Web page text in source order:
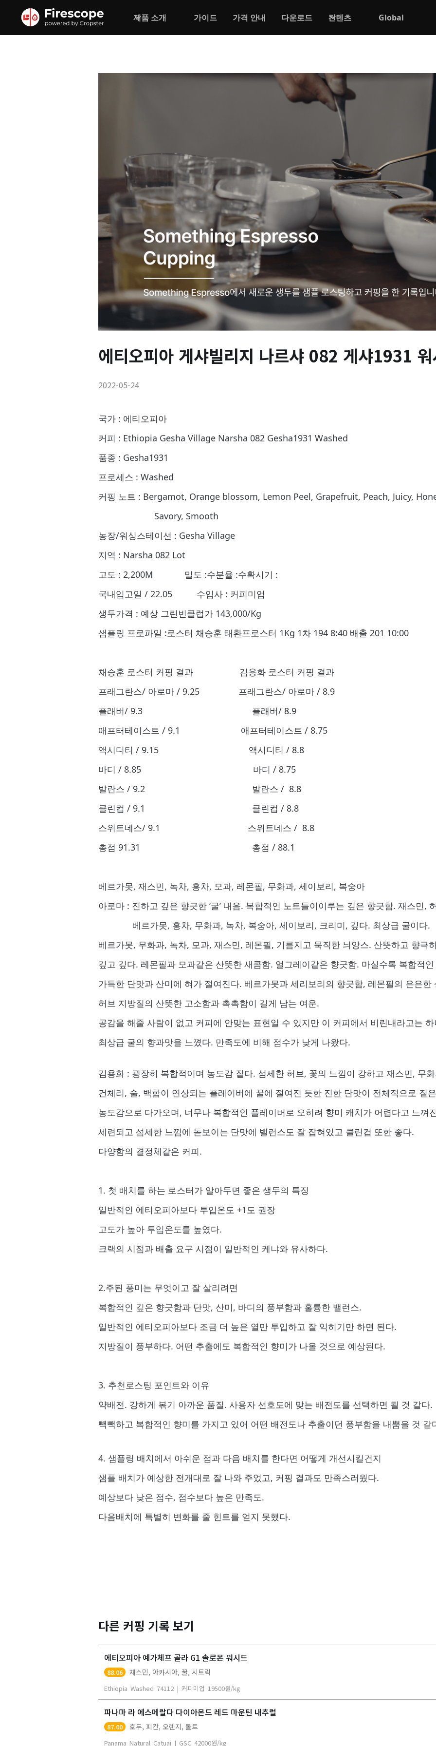
제품 소개 가이드 가격 안내 다운로드 컨텐츠 Global
에티오피아 게샤빌리지 나르샤 082 게샤1931
2022-05-24
국가 : 에티오피아
커피 : Ethiopia Gesha Village Narsha 082 Gesha1931 Washed
품종 : Gesha1931
프로세스 : Washed
커핑 노트 : Bergamot, Orange blossom, Lemon Peel, Grapefruit, Peach, Juicy,
Savory, Smooth
농장/워싱스테이션 : Gesha Village
지역 : Narsha 082 Lot
고도 : 2,200M 밀도 :수분율 :수확시기 :
국내입고일 / 22.05 수입사 : 커피미업
생두가격 : 예상 그린빈클럽가 143,000/Kg
샘플링 프로파일 :로스터 채승훈 태환프로스터 1Kg 1차 194 8:40 배출 201 10:00
채승훈 로스터 커핑 결과 김용화 로스터 커핑 결과
프래그란스/ 아로마 / 9.25 프래그란스/ 아로마 / 8.9
플래버/ 9.3 플래버/ 8.9
애프터테이스트 / 9.1 애프터테이스트 / 8.75
액시디티 / 9.15 액시디티 / 8.8
바디 / 8.85 바디 / 8.75
발란스 / 9.2 발란스 / 8.8
클린컵 / 9.1 클린컵 / 8.8
스위트네스/ 9.1 스위트네스 / 8.8
총점 91.31 총점 / 88.1
베르가못, 재스민, 녹차, 홍차, 모과, 레몬필, 무화과, 세이보리, 복숭아
아로마 : 진하고 깊은 향긋한 ‘굴’ 내음. 복합적인 노트들이이루는 깊은 향긋함. 재스민,
베르가못, 홍차, 무화과, 녹차, 복숭아, 세이보리, 크리미, 깊다. 최상급 굴이다.
베르가못, 무화과, 녹차, 모과, 재스민, 레몬필, 기름지고 묵직한 늬앙스. 산뜻하고 향극
깊고 깊다. 레몬필과 모과같은 산뜻한 새콤함. 얼그레이같은 향긋함. 마실수록 복합적
가득한 단맛과 산미에 혀가 절여진다. 베르가못과 세리보리의 향긋함, 레몬필의 은은한
허브 지방질의 산뜻한 고소함과 촉촉함이 길게 남는 여운.
공감을 해줄 사람이 없고 커피에 안맞는 표현일 수 있지만 이 커피에서 비린내라고는
최상급 굴의 향과맛을 느꼈다. 만족도에 비해 점수가 낮게 나왔다.
김용화 : 굉장히 복합적이며 농도감 짙다. 섬세한 허브, 꽃의 느낌이 강하고 재스민, 무
건체리, 술, 백합이 연상되는 플레이버에 꿀에 절여진 듯한 진한 단맛이 전체적으로 짙은
농도감으로 다가오며, 너무나 복합적인 플레이버로 오히려 향미 캐치가 어렵다고 느껴
세련되고 섬세한 느낌에 돋보이는 단맛에 밸런스도 잘 잡혀있고 클린컵 또한 좋다.
다양함의 결정체같은 커피.
1. 첫 배치를 하는 로스터가 알아두면 좋은 생두의 특징
일반적인 에티오피아보다 투입온도 +1도 권장
고도가 높아 투입온도를 높였다.
크랙의 시점과 배출 요구 시점이 일반적인 케냐와 유사하다.
2.주된 풍미는 무엇이고 잘 살리려면
복합적인 깊은 향긋함과 단맛, 산미, 바디의 풍부함과 훌륭한 밸런스.
일반적인 에티오피아보다 조금 더 높은 열만 투입하고 잘 익히기만 하면 된다.
지방질이 풍부하다. 어떤 추출에도 복합적인 향미가 나올 것으로 예상된다.
3. 추천로스팅 포인트와 이유
약배전. 강하게 볶기 아까운 품질. 사용자 선호도에 맞는 배전도를 선택하면 될 것 같다.
빽빽하고 복합적인 향미를 가지고 있어 어떤 배전도나 추출이던 풍부함을 내뿜을 것 같
4. 샘플링 배치에서 아쉬운 점과 다음 배치를 한다면 어떻게 개선시킬건지
샘플 배치가 예상한 전개대로 잘 나와 주었고, 커핑 결과도 만족스러웠다.
예상보다 낮은 점수, 점수보다 높은 만족도.
다음배치에 특별히 변화를 줄 힌트를 얻지 못했다.
다른 커핑 기록 보기
에티오피아 예가체프 골라 G1 솔로몬 워시드
88.06 재스민, 아카시아, 꿀, 시트릭
Ethiopia Washed 74112 | 커피미업 19500원/kg
파나마 라 에스메랄다 다이아몬드 레드 마운틴 내추럴
87.00 호두, 피칸, 오렌지, 몰트
Panama Natural Catuai | GSC 42000원/kg